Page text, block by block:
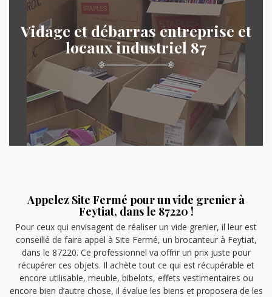
Vidage et débarras entreprise et
locaux industriel 87
Appelez Site Fermé pour un vide grenier à
Feytiat, dans le 87220 !
Pour ceux qui envisagent de réaliser un vide grenier, il leur est
conseillé de faire appel à Site Fermé, un brocanteur à Feytiat,
dans le 87220. Ce professionnel va offrir un prix juste pour
récupérer ces objets. Il achète tout ce qui est récupérable et
encore utilisable, meuble, bibelots, effets vestimentaires ou
encore bien d’autre chose, il évalue les biens et proposera de les